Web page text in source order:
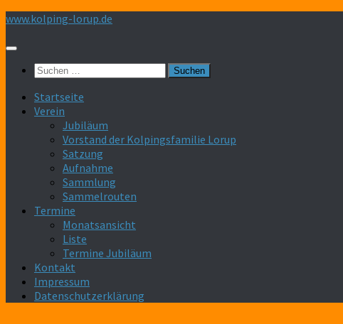
Zum
springen
www.kolping-lorup.de
Suchen
Startseite
Verein
Jubiläum
Vorstand der Kolpingsfamilie Lorup
Satzung
Aufnahme
Sammlung
Sammelrouten
Termine
Monatsansicht
Liste
Termine Jubiläum
Kontakt
Impressum
Datenschutzerklärung